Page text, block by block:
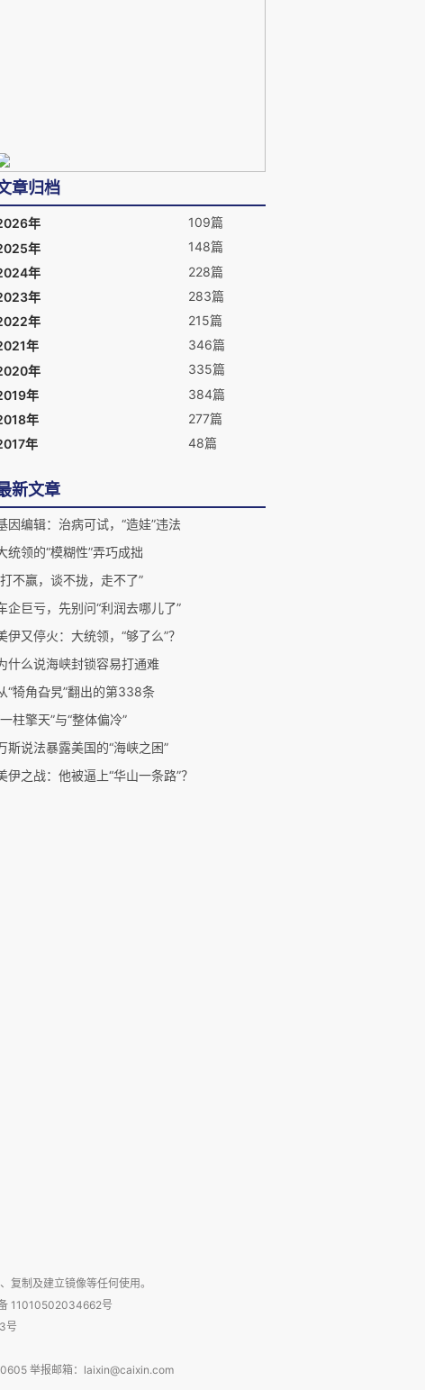
章归档
年
109篇
年
148篇
年
228篇
年
283篇
年
215篇
年
346篇
年
335篇
年
384篇
年
277篇
年
48篇
新文章
因编辑：治病可试，“造娃”违法
统领的“模糊性”弄巧成拙
不赢，谈不拢，走不了”
企巨亏，先别问“利润去哪儿了”
伊又停火：大统领，“够了么”？
什么说海峡封锁容易打通难
“犄角旮旯”翻出的第338条
柱擎天”与“整体偏冷”
斯说法暴露美国的“海峡之困”
伊之战：他被逼上“华山一条路”？
复制及建立镜像等任何使用。
11010502034662号
号
举报邮箱：laixin@caixin.com